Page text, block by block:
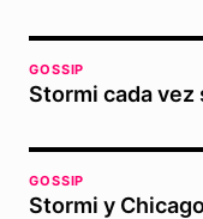
GOSSIP
Stormi cada vez
GOSSIP
Stormi y